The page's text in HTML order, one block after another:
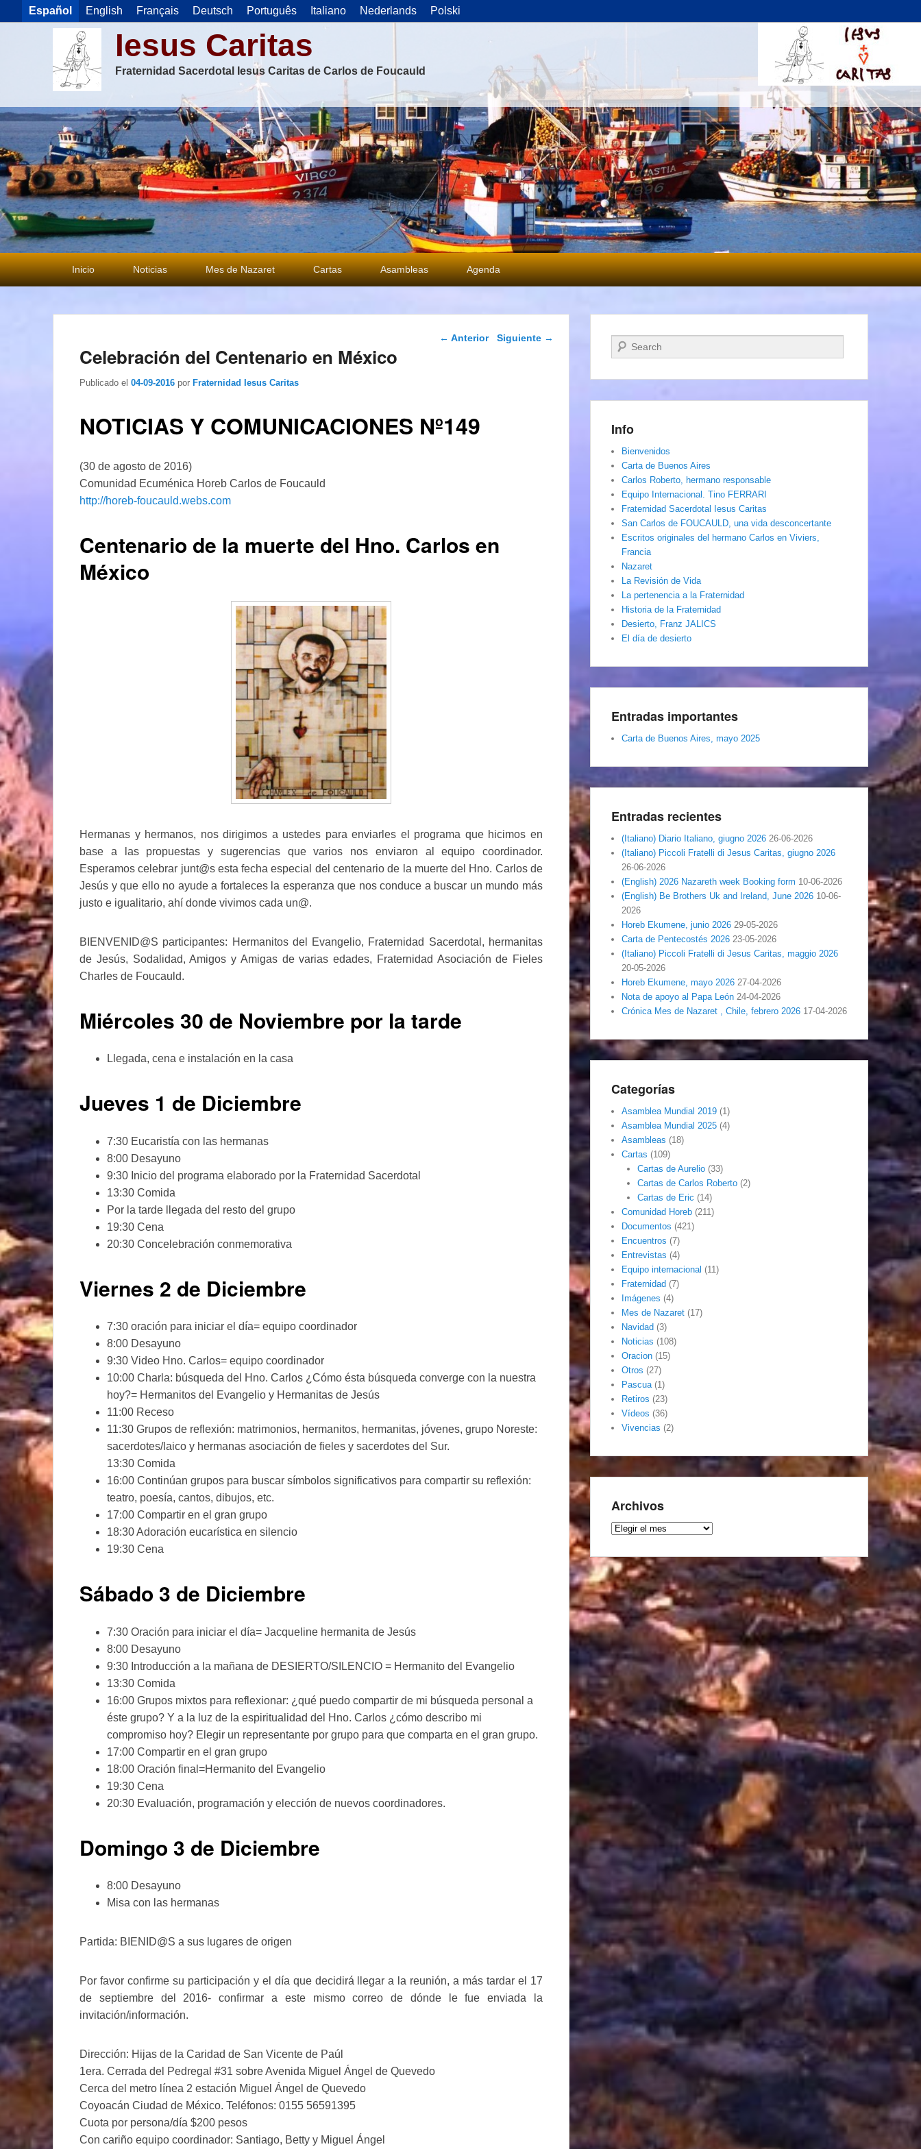
Español English Français Deutsch Português Italiano Nederlands Polski
Iesus Caritas
Fraternidad Sacerdotal Iesus Caritas de Carlos de Foucauld
Menú
principal
Inicio Noticias Mes de Nazaret Cartas Asambleas Agenda
Navegación de
← Anterior Siguiente →
Celebración del Centenario en México
Publicado el 04-09-2016 por Fraternidad Iesus Caritas
NOTICIAS Y COMUNICACIONES Nº149
(30 de agosto de 2016)
Comunidad Ecuménica Horeb Carlos de Foucauld
http://horeb-foucauld.webs.com
Centenario de la muerte del Hno. Carlos en
México
Hermanas y hermanos, nos dirigimos a ustedes para enviarles el programa que hicimos en
base a las propuestas y sugerencias que varios nos enviaron al equipo coordinador.
Esperamos celebrar junt@s esta fecha especial del centenario de la muerte del Hno. Carlos de
Jesús y que ello no ayude a fortaleces la esperanza que nos conduce a buscar un mundo más
justo e igualitario, ahí donde vivimos cada un@.
BIENVENID@S participantes: Hermanitos del Evangelio, Fraternidad Sacerdotal, hermanitas
de Jesús, Sodalidad, Amigos y Amigas de varias edades, Fraternidad Asociación de Fieles
Charles de Foucauld.
Miércoles 30 de Noviembre por la tarde
Llegada, cena e instalación en la casa
Jueves 1 de Diciembre
7:30 Eucaristía con las hermanas
8:00 Desayuno
9:30 Inicio del programa elaborado por la Fraternidad Sacerdotal
13:30 Comida
Por la tarde llegada del resto del grupo
19:30 Cena
20:30 Concelebración conmemorativa
Viernes 2 de Diciembre
7:30 oración para iniciar el día= equipo coordinador
8:00 Desayuno
9:30 Video Hno. Carlos= equipo coordinador
10:00 Charla: búsqueda del Hno. Carlos ¿Cómo ésta búsqueda converge con la nuestra
hoy?= Hermanitos del Evangelio y Hermanitas de Jesús
11:00 Receso
11:30 Grupos de reflexión: matrimonios, hermanitos, hermanitas, jóvenes, grupo Noreste:
sacerdotes/laico y hermanas asociación de fieles y sacerdotes del Sur.
13:30 Comida
16:00 Continúan grupos para buscar símbolos significativos para compartir su reflexión:
teatro, poesía, cantos, dibujos, etc.
17:00 Compartir en el gran grupo
18:30 Adoración eucarística en silencio
19:30 Cena
Sábado 3 de Diciembre
7:30 Oración para iniciar el día= Jacqueline hermanita de Jesús
8:00 Desayuno
9:30 Introducción a la mañana de DESIERTO/SILENCIO = Hermanito del Evangelio
13:30 Comida
16:00 Grupos mixtos para reflexionar: ¿qué puedo compartir de mi búsqueda personal a
éste grupo? Y a la luz de la espiritualidad del Hno. Carlos ¿cómo describo mi
compromiso hoy? Elegir un representante por grupo para que comparta en el gran grupo.
17:00 Compartir en el gran grupo
18:00 Oración final=Hermanito del Evangelio
19:30 Cena
20:30 Evaluación, programación y elección de nuevos coordinadores.
Domingo 3 de Diciembre
8:00 Desayuno
Misa con las hermanas
Partida: BIENID@S a sus lugares de origen
Por favor confirme su participación y el día que decidirá llegar a la reunión, a más tardar el 17
de septiembre del 2016- confirmar a este mismo correo de dónde le fue enviada la
invitación/información.
Dirección: Hijas de la Caridad de San Vicente de Paúl
1era. Cerrada del Pedregal #31 sobre Avenida Miguel Ángel de Quevedo
Cerca del metro línea 2 estación Miguel Ángel de Quevedo
Coyoacán Ciudad de México. Teléfonos: 0155 56591395
Cuota por persona/día $200 pesos
Con cariño equipo coordinador: Santiago, Betty y Miguel Ángel
Buscar
Info
Bienvenidos
Carta de Buenos Aires
Carlos Roberto, hermano responsable
Equipo Internacional. Tino FERRARI
Fraternidad Sacerdotal Iesus Caritas
San Carlos de FOUCAULD, una vida desconcertante
Escritos originales del hermano Carlos en Viviers,
Francia
Nazaret
La Revisión de Vida
La pertenencia a la Fraternidad
Historia de la Fraternidad
Desierto, Franz JALICS
El día de desierto
Entradas importantes
Carta de Buenos Aires, mayo 2025
Entradas recientes
(Italiano) Diario Italiano, giugno 2026 26-06-2026
(Italiano) Piccoli Fratelli di Jesus Caritas, giugno 2026
26-06-2026
(English) 2026 Nazareth week Booking form 10-06-2026
(English) Be Brothers Uk and Ireland, June 2026 10-06-
2026
Horeb Ekumene, junio 2026 29-05-2026
Carta de Pentecostés 2026 23-05-2026
(Italiano) Piccoli Fratelli di Jesus Caritas, maggio 2026
20-05-2026
Horeb Ekumene, mayo 2026 27-04-2026
Nota de apoyo al Papa León 24-04-2026
Crónica Mes de Nazaret , Chile, febrero 2026 17-04-2026
Categorías
Asamblea Mundial 2019 (1)
Asamblea Mundial 2025 (4)
Asambleas (18)
Cartas (109)
Cartas de Aurelio(33)
Cartas de Carlos Roberto(2)
Cartas de Eric (14)
Comunidad Horeb (211)
Documentos (421)
Encuentros (7)
Entrevistas (4)
Equipo internacional (11)
Fraternidad (7)
Imágenes (4)
Mes de Nazaret (17)
Navidad (3)
Noticias (108)
Oracion (15)
Otros (27)
Pascua(1)
Retiros (23)
Vídeos (36)
Vivencias (2)
Archivos
Archivos